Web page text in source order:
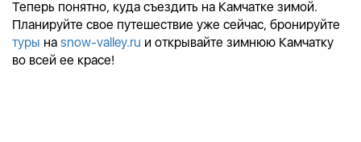
Теперь понятно, куда съездить на Камчатке зимой.
Планируйте свое путешествие уже сейчас, бронируйте
туры на snow-valley.ru и открывайте зимнюю Камчатку
во всей ее красе!